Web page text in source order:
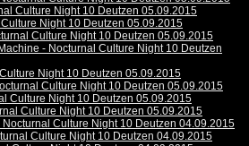
Culture Night 10 Deutzen 05.09.2015
Night 10 Deutzen 05.09.2015
Culture Night 10 Deutzen 05.09.2015
- Nocturnal Culture Night 10 Deutzen
Night 10 Deutzen 05.09.2015
Culture Night 10 Deutzen 05.09.2015
Culture Night 10 Deutzen 05.09.2015
Culture Night 10 Deutzen 05.09.2015
Culture Night 10 Deutzen 04.09.2015
Culture Night 10 Deutzen 04.09.2015